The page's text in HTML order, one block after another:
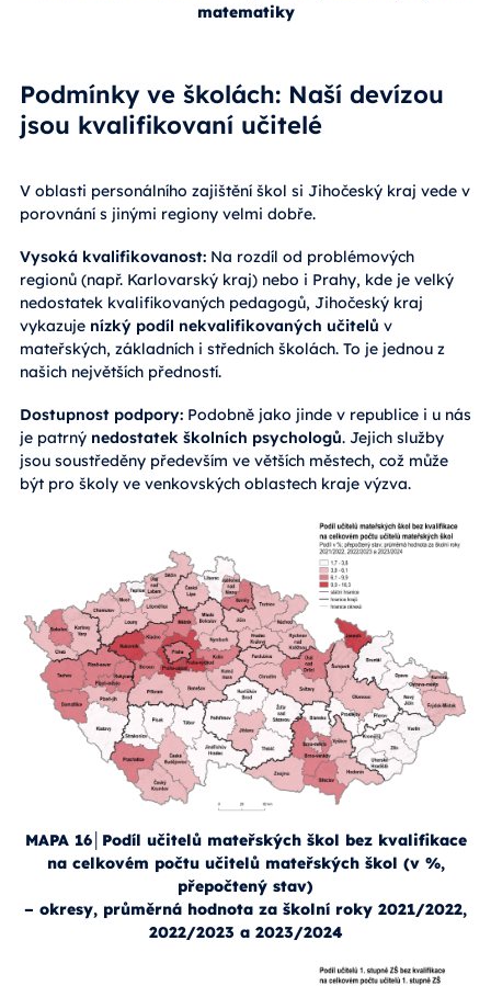
matematiky
Podmínky ve školách: Naší devízou
jsou kvalifikovaní učitelé
V oblasti personálního zajištění škol si Jihočeský kraj vede v
porovnání s jinými regiony velmi dobře.
Vysoká kvalifikovanost: Na rozdíl od problémových
regionů (např. Karlovarský kraj) nebo i Prahy, kde je velký
nedostatek kvalifikovaných pedagogů, Jihočeský kraj
vykazuje nízký podíl nekvalifikovaných učitelů v
mateřských, základních i středních školách. To je jednou z
našich největších předností.
Dostupnost podpory: Podobně jako jinde v republice i u nás
je patrný nedostatek školních psychologů. Jejich služby
jsou soustředěny především ve větších městech, což může
být pro školy ve venkovských oblastech kraje výzva.
MAPA 16│Podíl učitelů mateřských škol bez kvalifikace
na celkovém počtu učitelů mateřských škol (v %,
přepočtený stav)
– okresy, průměrná hodnota za školní roky 2021/2022,
2022/2023 a 2023/2024